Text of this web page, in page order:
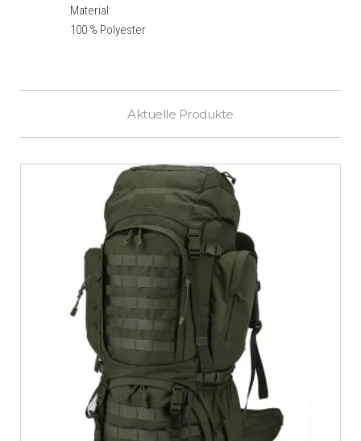
Material:
100 % Polyester
Aktuelle Produkte
€899,00